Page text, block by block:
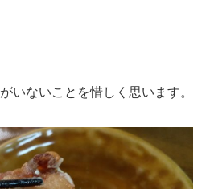
いないことを惜しく思います。